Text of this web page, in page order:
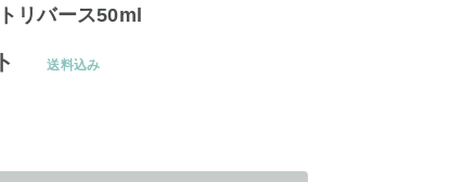
リバース50ml
送料込み